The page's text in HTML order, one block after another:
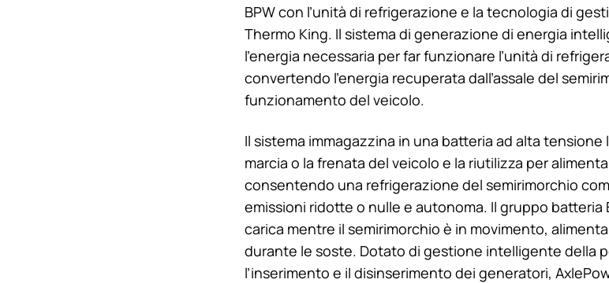
BPW con l’unità di refrigerazione e la tecnologia di
Thermo King. Il sistema di generazione di energia
l’energia necessaria per far funzionare l’unità di
convertendo l’energia recuperata dall’assale del
funzionamento del veicolo.
Il sistema immagazzina in una batteria ad alta tensione
marcia o la frenata del veicolo e la riutilizza per
consentendo una refrigerazione del semirimorchio
emissioni ridotte o nulle e autonoma. Il gruppo batteria
carica mentre il semirimorchio è in movimento,
durante le soste. Dotato di gestione intelligente della
l’inserimento e il disinserimento dei generatori,